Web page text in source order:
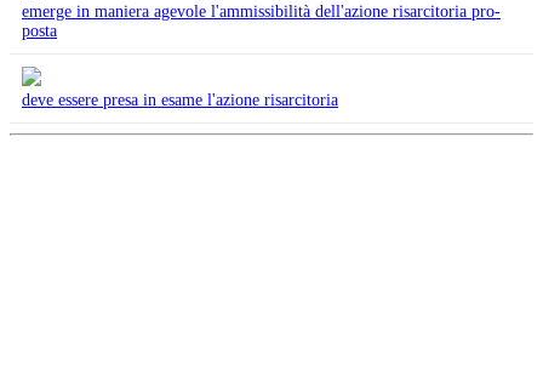
emerge in maniera agevole l'ammissibilità dell'azione risarcitoria pro-
posta
deve essere presa in esame l'azione risarcitoria